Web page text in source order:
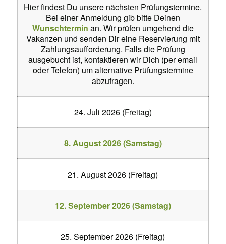
Hier findest Du unsere nächsten Prüfungstermine.
Bei einer Anmeldung gib bitte Deinen
Wunschtermin an. Wir prüfen umgehend die
Vakanzen und senden Dir eine Reservierung mit
Zahlungsaufforderung. Falls die Prüfung
ausgebucht ist, kontaktieren wir Dich (per email
oder Telefon) um alternative Prüfungstermine
abzufragen.
24. Juli 2026 (Freitag)
8. August 2026 (Samstag)
21. August 2026 (Freitag)
12. September 2026 (Samstag)
25. September 2026 (Freitag)